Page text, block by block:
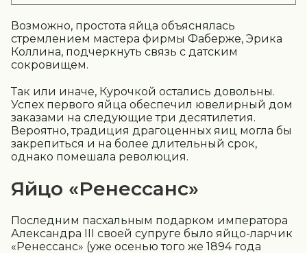
Возможно, простота яйца объяснялась
стремлением мастера фирмы Фаберже, Эрика
Коллина, подчеркнуть связь с датским
сокровищем.
Так или иначе, Курочкой остались довольны.
Успех первого яйца обеспечил ювелирный дом
заказами на следующие три десятилетия.
Вероятно, традиция драгоценных яиц могла бы
закрепиться и на более длительный срок,
однако помешала революция.
Яйцо «Ренессанс»
Последним пасхальным подарком императора
Александра III своей супруге было яйцо-ларчик
«Ренессанс» (уже осенью того же 1894 года